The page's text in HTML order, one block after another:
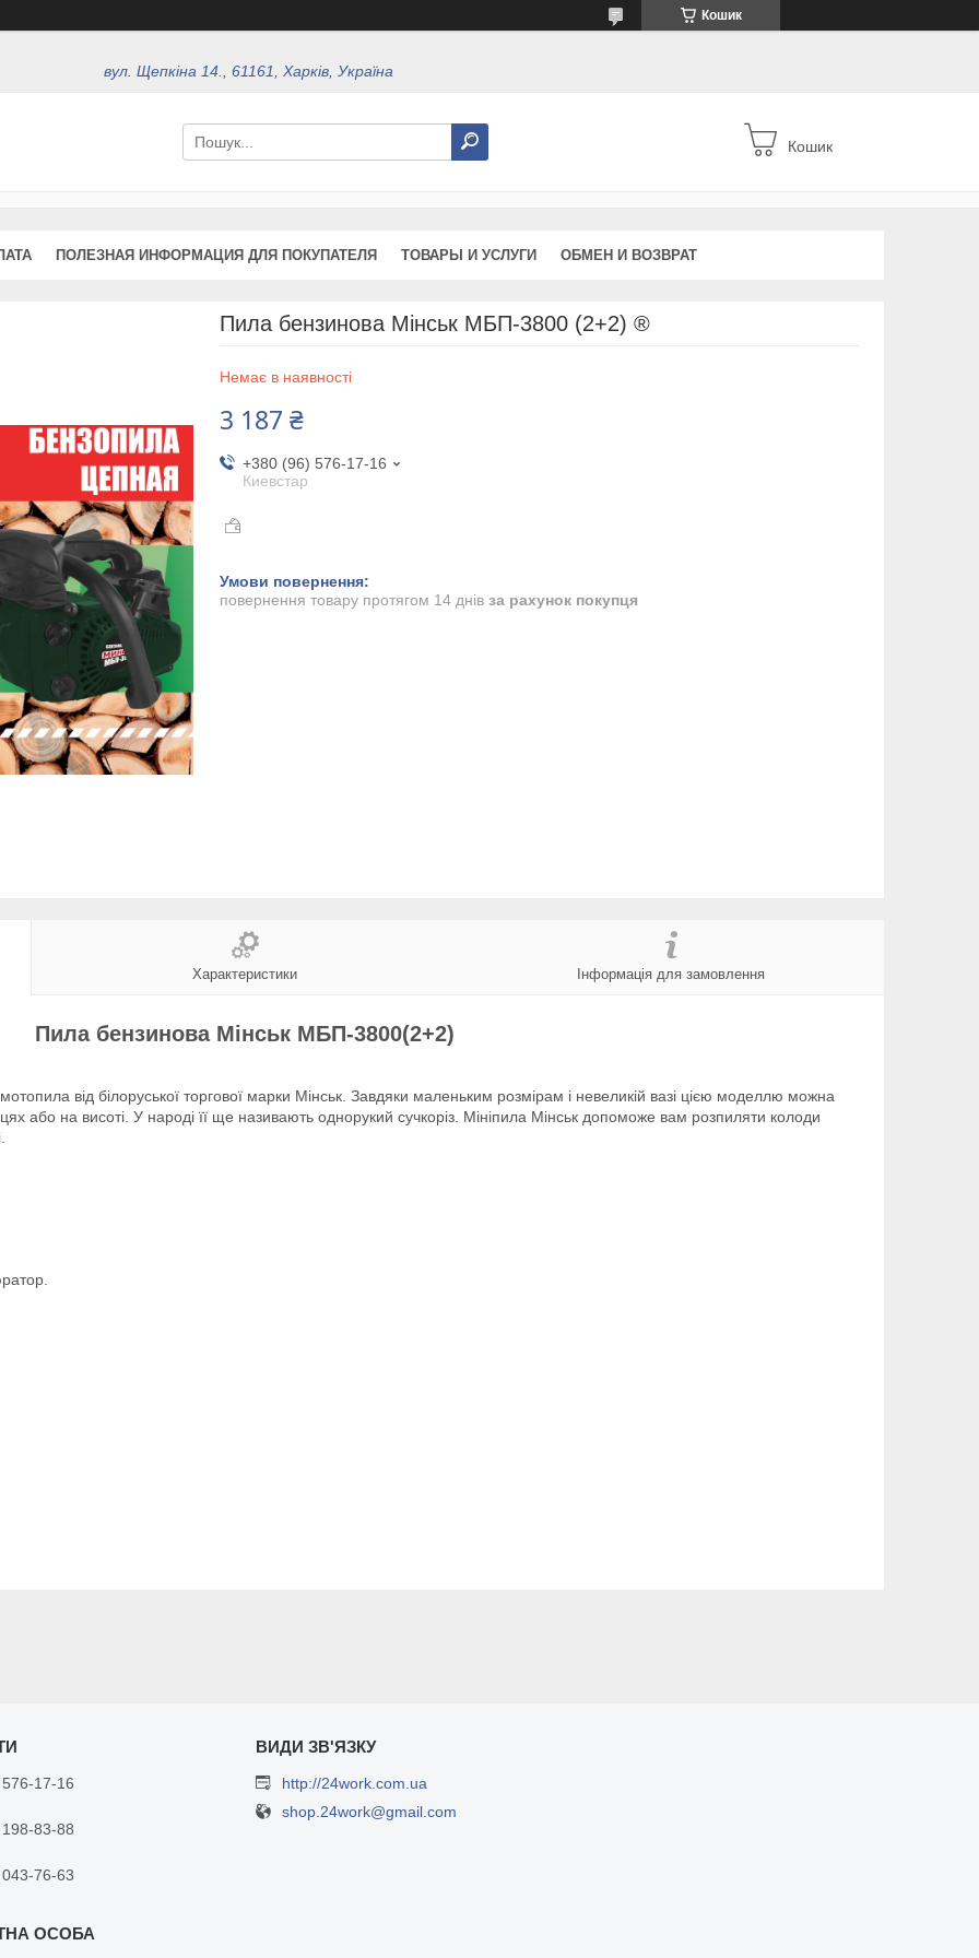
Кошик
вул. Щепкіна 14., 61161, Харків, Україна
Кошик
ПОЛЕЗНАЯ ИНФОРМАЦИЯ ДЛЯ ПОКУПАТЕЛЯ ТОВАРЫ И УСЛУГИ ОБМЕН И ВОЗВРАТ
Пила бензинова Мінськ МБП-3800 (2+2) ®
Немає в наявності
3 187 ₴
+380 (96) 576-17-16
Киевстар
повернення товару протягом 14 днів за рахунок покупця
Характеристики Інформація для замовлення
Пила бензинова Мінськ МБП-3800(2+2)
від білоруської торгової марки Мінськ. Завдяки маленьким розмірам і невеликій вазі цією моделлю можна
або на висоті. У народі її ще називають однорукий сучкоріз. Мініпила Мінськ допоможе вам розпиляти колоди
17-16
83-88
76-63
http://24work.com.ua
shop.24work@gmail.com